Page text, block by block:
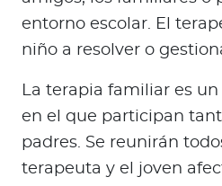
entorno escolar. El
niño a resolver o
La terapia familiar es
en el que participan
padres. Se reunirán
terapeuta y el joven